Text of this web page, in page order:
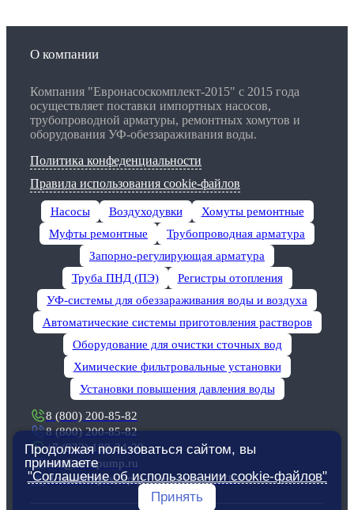
О компании
Компания "Евронасоскомплект-2015" с 2015 года
осуществляет поставки импортных насосов,
трубопроводной арматуры, ремонтных хомутов и
оборудования УФ-обеззараживания воды.
Политика конфеденциальности
Правила использования cookie-файлов
Насосы Воздуходувки
Хомуты ремонтные
Муфты ремонтные
Трубопроводная арматура
Запорно-регулирующая арматура
Труба ПНД (ПЭ)
Регистры отопления
УФ-системы для обеззараживания воды и воздуха
Автоматические системы приготовления растворов
Оборудование для очистки сточных вод
Химические фильтровальные установки
Установки повышения давления воды
8 (800) 200-85-82
8 (800) 200-85-82
+7 (922) 188-34-29
nsk@evropump.ru
Новосибирск, пр-д Северный, д. 7/10
Продолжая пользоваться сайтом, вы
принимаете
"Соглашение об использовании cookie-файлов"
Принять